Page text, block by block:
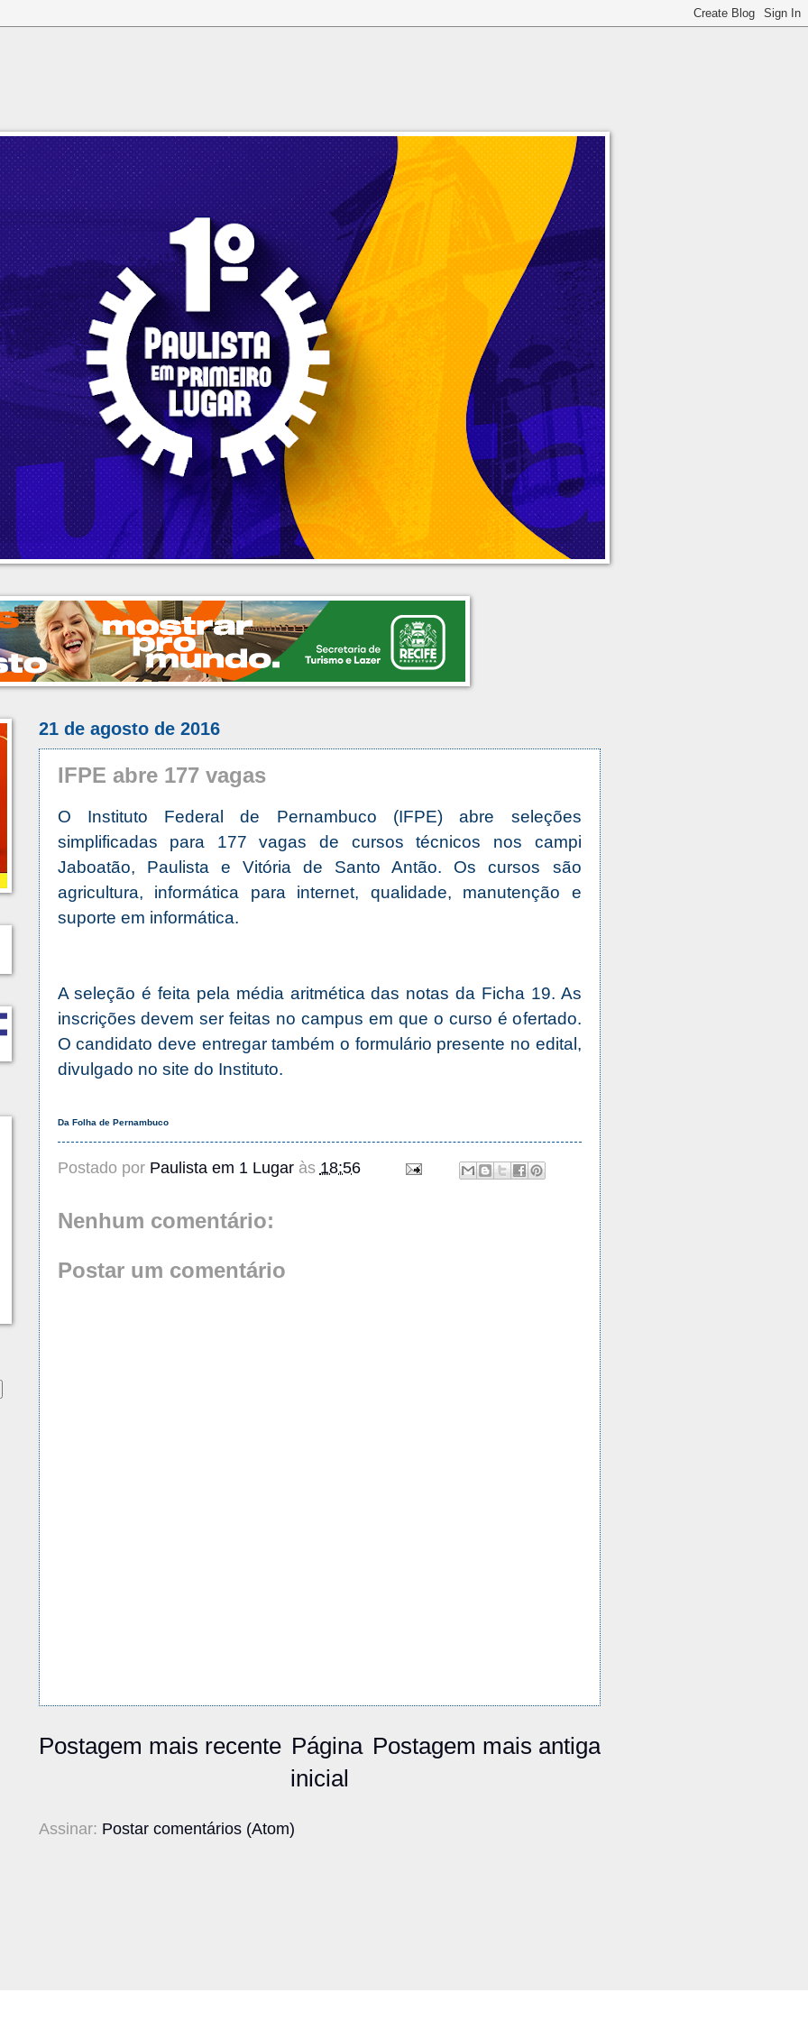
21 de agosto de 2016
IFPE abre 177 vagas
O Instituto Federal de Pernambuco (IFPE) abre seleções
simplificadas para 177 vagas de cursos técnicos nos campi
Jaboatão, Paulista e Vitória de Santo Antão. Os cursos são
agricultura, informática para internet, qualidade, manutenção e
suporte em informática.
A seleção é feita pela média aritmética das notas da Ficha 19. As
inscrições devem ser feitas no campus em que o curso é ofertado.
O candidato deve entregar também o formulário presente no edital,
divulgado no site do Instituto.
Da Folha de Pernambuco
Postado por Paulista em 1 Lugar às 18:56
Nenhum comentário:
Postar um comentário
Postagem mais recente Postagem mais antiga
Página
inicial
Assinar: Postar comentários (Atom)